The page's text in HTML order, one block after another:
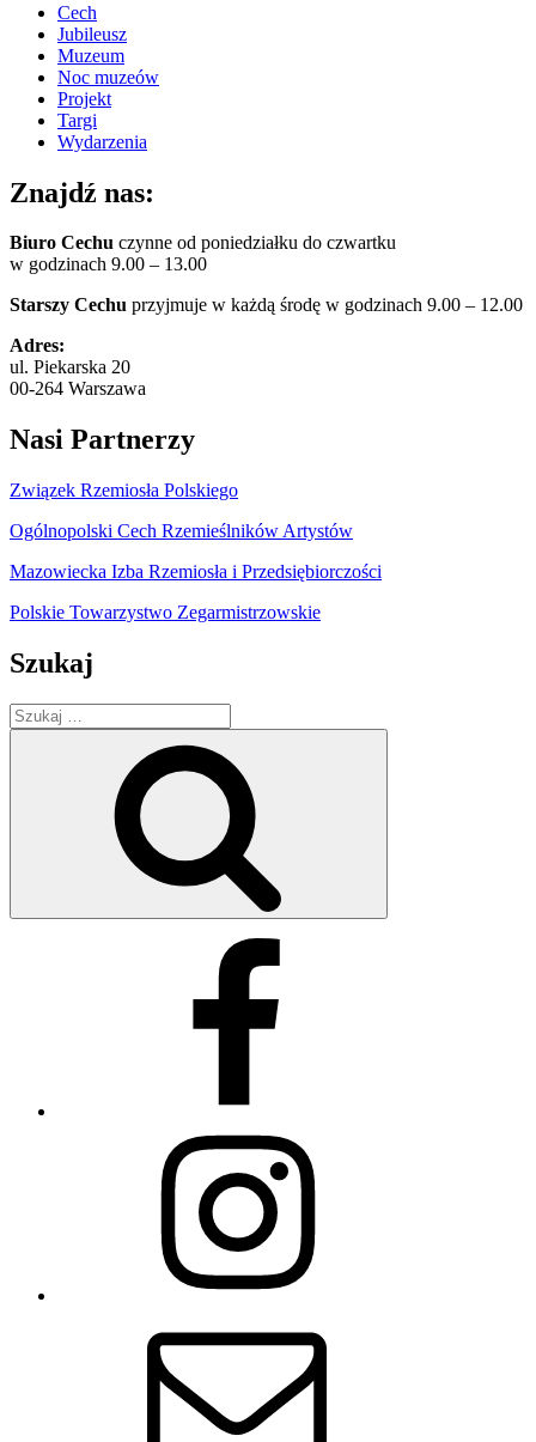
Cech
Jubileusz
Muzeum
Noc muzeów
Projekt
Targi
Wydarzenia
Znajdź nas:
Biuro Cechu czynne od poniedziałku do czwartku
w godzinach 9.00 – 13.00
Starszy Cechu przyjmuje w każdą środę w godzinach 9.00 – 12.00
Adres:
ul. Piekarska 20
00-264 Warszawa
Nasi Partnerzy
Związek Rzemiosła Polskiego
Ogólnopolski Cech Rzemieślników Artystów
Mazowiecka Izba Rzemiosła i Przedsiębiorczości
Polskie Towarzystwo Zegarmistrzowskie
Szukaj
Szukaj: